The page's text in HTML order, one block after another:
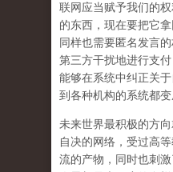
联网应当赋予我们的
的东西，现在要把它
同样也需要匿名发言
第三方干扰地进行支
能够在系统中纠正关
到各种机构的系统都变
未来世界最积极的方
自决的网络，受过高
流的产物，同时也刺